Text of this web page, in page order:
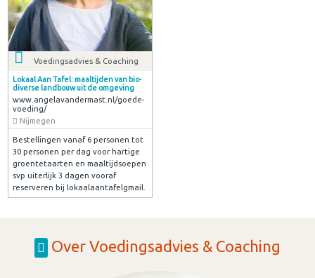
Voedingsadvies & Coaching
Lokaal Aan Tafel: maaltijden van bio-
diverse landbouw uit de omgeving
www.angelavandermast.nl/goede-
voeding/
Nijmegen
Bestellingen vanaf 6 personen tot
30 personen per dag voor hartige
groentetaarten en maaltijdsoepen
svp uiterlijk 3 dagen vooraf
reserveren bij lokaalaantafelgmail.
Over Voedingsadvies & Coaching